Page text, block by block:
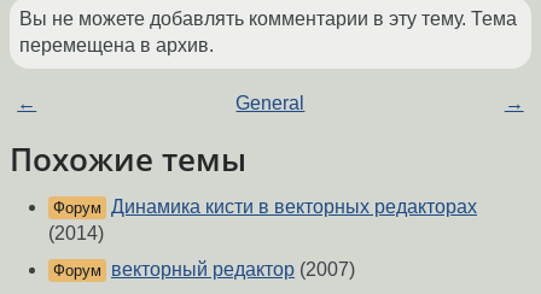
Вы не можете добавлять комментарии в эту тему. Тема
перемещена в архив.
← General →
Похожие темы
Форум Динамика кисти в векторных редакторах
(2014)
Форум векторный редактор (2007)